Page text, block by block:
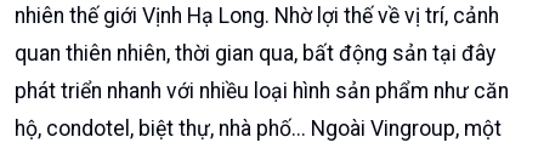
nay. Theo quy hoạch mới, dự án sẽ cung ứng hơn
55.000 sản phẩm, gồm căn hộ, condotel, shophouse,
biệt thự và khách sạn, đáp ứng quy mô dân số hơn
244.000 người.